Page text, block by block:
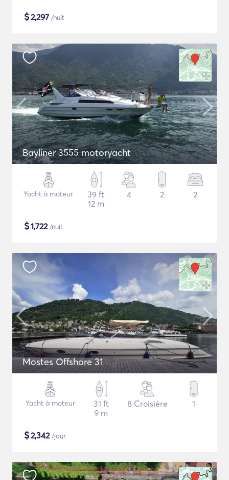
$2,297 /nuit
Bayliner 3555 motoryacht
Yacht à moteur
39 ft
12 m
4 2 2
$1,722/nuit
Mostes Offshore 31
Yacht à moteur
31 ft
9 m
8 Croisière 1
$2,342/jour